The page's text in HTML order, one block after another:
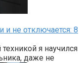
и не отключается: 8
я научился
даже не